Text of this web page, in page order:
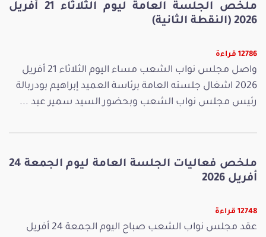
ملخّص الجلسة العامة ليوم الثلاثاء 21 أفريل
2026 (النقطة الثانية)
12786 قراءة
واصل مجلس نواب الشعب مساء اليوم الثلاثاء 21 أفريل
2026 اشغال جلسته العامة برئاسة العميد إبراهيم بودربالة
رئيس مجلس نواب الشعب وبحضور السيد سمير عبد ...
ملخص فعاليات الجلسة العامة ليوم الجمعة 24
أفريل 2026
12748 قراءة
عقد مجلس نواب الشعب صباح اليوم الجمعة 24 أفريل